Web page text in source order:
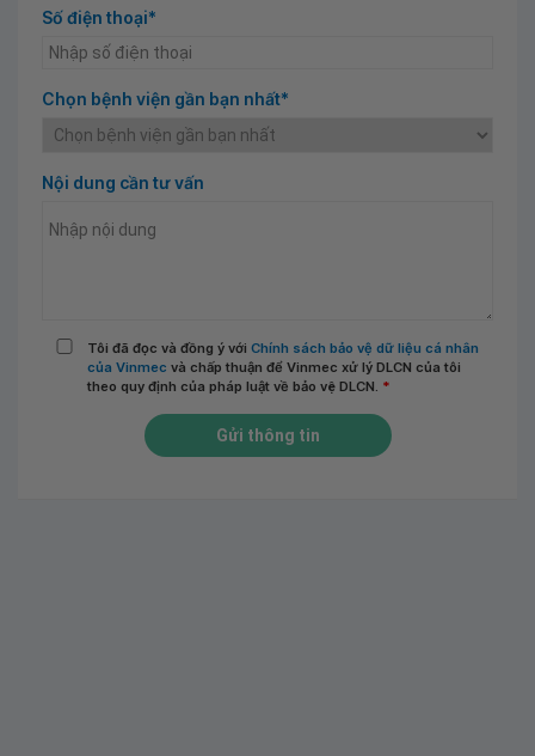
Số điện thoại*
Chọn bệnh viện gần bạn nhất*
Nội dung cần tư vấn
Tôi đã đọc và đồng ý với Chính sách bảo vệ dữ liệu cá nhân
của Vinmec và chấp thuận để Vinmec xử lý DLCN của tôi
theo quy định của pháp luật về bảo vệ DLCN. *
Gửi thông tin